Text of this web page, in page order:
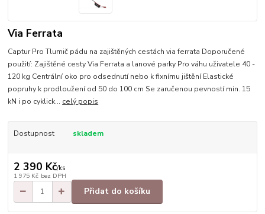
Via Ferrata
Captur Pro Tlumič pádu na zajištěných cestách via ferrata Doporučené
použití: Zajištěné cesty Via Ferrata a lanové parky Pro váhu uživatele 40 -
120 kg Centrální oko pro odsednutí nebo k fixnímu jištění Elastické
popruhy k prodloužení od 50 do 100 cm Se zaručenou pevností min. 15
kN i po cyklick... celý popis
Dostupnost skladem
2 390 Kč/ks
1 975 Kč bez DPH
Přidat do košíku